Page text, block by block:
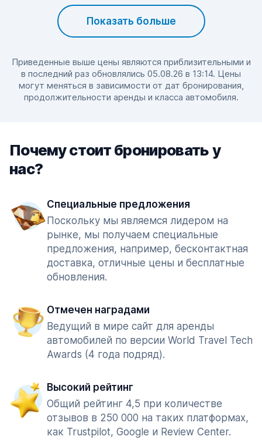
Показать больше
Приведенные выше цены являются приблизительными и
в последний раз обновлялись 05.08.26 в 13:14. Цены
могут меняться в зависимости от дат бронирования,
продолжительности аренды и класса автомобиля.
Почему стоит бронировать у
нас?
Специальные предложения
Поскольку мы являемся лидером на
рынке, мы получаем специальные
предложения, например, бесконтактная
доставка, отличные цены и бесплатные
обновления.
Отмечен наградами
Ведущий в мире сайт для аренды
автомобилей по версии World Travel Tech
Awards (4 года подряд).
Высокий рейтинг
Общий рейтинг 4,5 при количестве
отзывов в 250 000 на таких платформах,
как Trustpilot, Google и Review Center.